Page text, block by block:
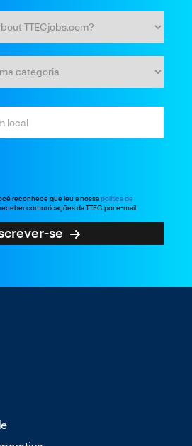
reconhece que leu a nossapolítica de
comunicações da TTEC por e-mail.
se